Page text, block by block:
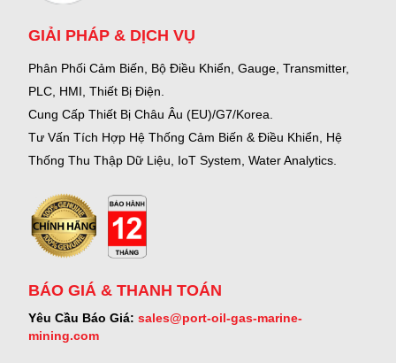
GIẢI PHÁP & DỊCH VỤ
Phân Phối Cảm Biến, Bộ Điều Khiển, Gauge, Transmitter,
PLC, HMI, Thiết Bị Điện.
Cung Cấp Thiết Bị Châu Âu (EU)/G7/Korea.
Tư Vấn Tích Hợp Hệ Thống Cảm Biến & Điều Khiển, Hệ
Thống Thu Thập Dữ Liệu, IoT System, Water Analytics.
BÁO GIÁ & THANH TOÁN
Yêu Cầu Báo Giá: sales@port-oil-gas-marine-
mining.com